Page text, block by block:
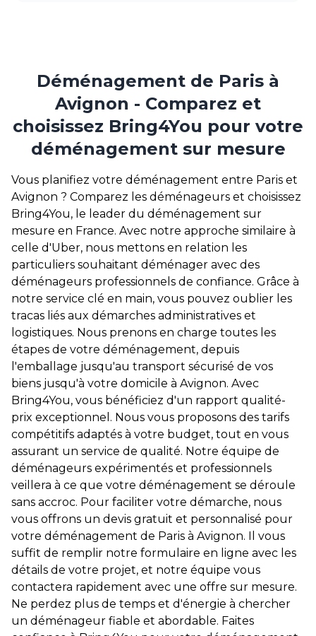
Déménagement de Paris à
Avignon - Comparez et
choisissez Bring4You pour votre
déménagement sur mesure
Vous planifiez votre déménagement entre Paris et
Avignon ? Comparez les déménageurs et choisissez
Bring4You, le leader du déménagement sur
mesure en France. Avec notre approche similaire à
celle d'Uber, nous mettons en relation les
particuliers souhaitant déménager avec des
déménageurs professionnels de confiance. Grâce à
notre service clé en main, vous pouvez oublier les
tracas liés aux démarches administratives et
logistiques. Nous prenons en charge toutes les
étapes de votre déménagement, depuis
l'emballage jusqu'au transport sécurisé de vos
biens jusqu'à votre domicile à Avignon. Avec
Bring4You, vous bénéficiez d'un rapport qualité-
prix exceptionnel. Nous vous proposons des tarifs
compétitifs adaptés à votre budget, tout en vous
assurant un service de qualité. Notre équipe de
déménageurs expérimentés et professionnels
veillera à ce que votre déménagement se déroule
sans accroc. Pour faciliter votre démarche, nous
vous offrons un devis gratuit et personnalisé pour
votre déménagement de Paris à Avignon. Il vous
suffit de remplir notre formulaire en ligne avec les
détails de votre projet, et notre équipe vous
contactera rapidement avec une offre sur mesure.
Ne perdez plus de temps et d'énergie à chercher
un déménageur fiable et abordable. Faites